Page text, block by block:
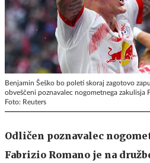
Benjamin Šeško bo poleti skoraj zagotovo
obveščeni poznavalec nogometnega zakulisja
Foto: Reuters
Odličen poznavalec
Fabrizio Romano je na